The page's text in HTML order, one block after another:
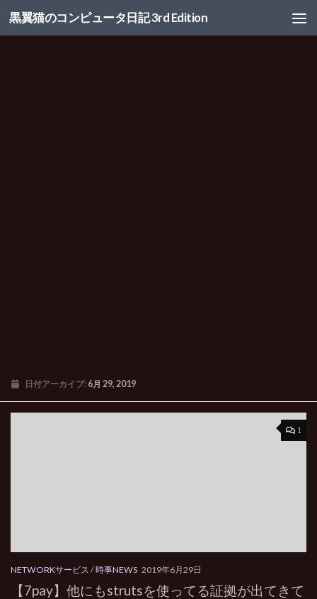
コンテンツへスキップ
黒翼猫のコンピュータ日記 3rd Edition
日付アーカイブ: 6月 29, 2019
1
NETWORKサービス /時事NEWS 2019年6月29日
【7pay】他にもstrutsを使ってる証拠が出てきて